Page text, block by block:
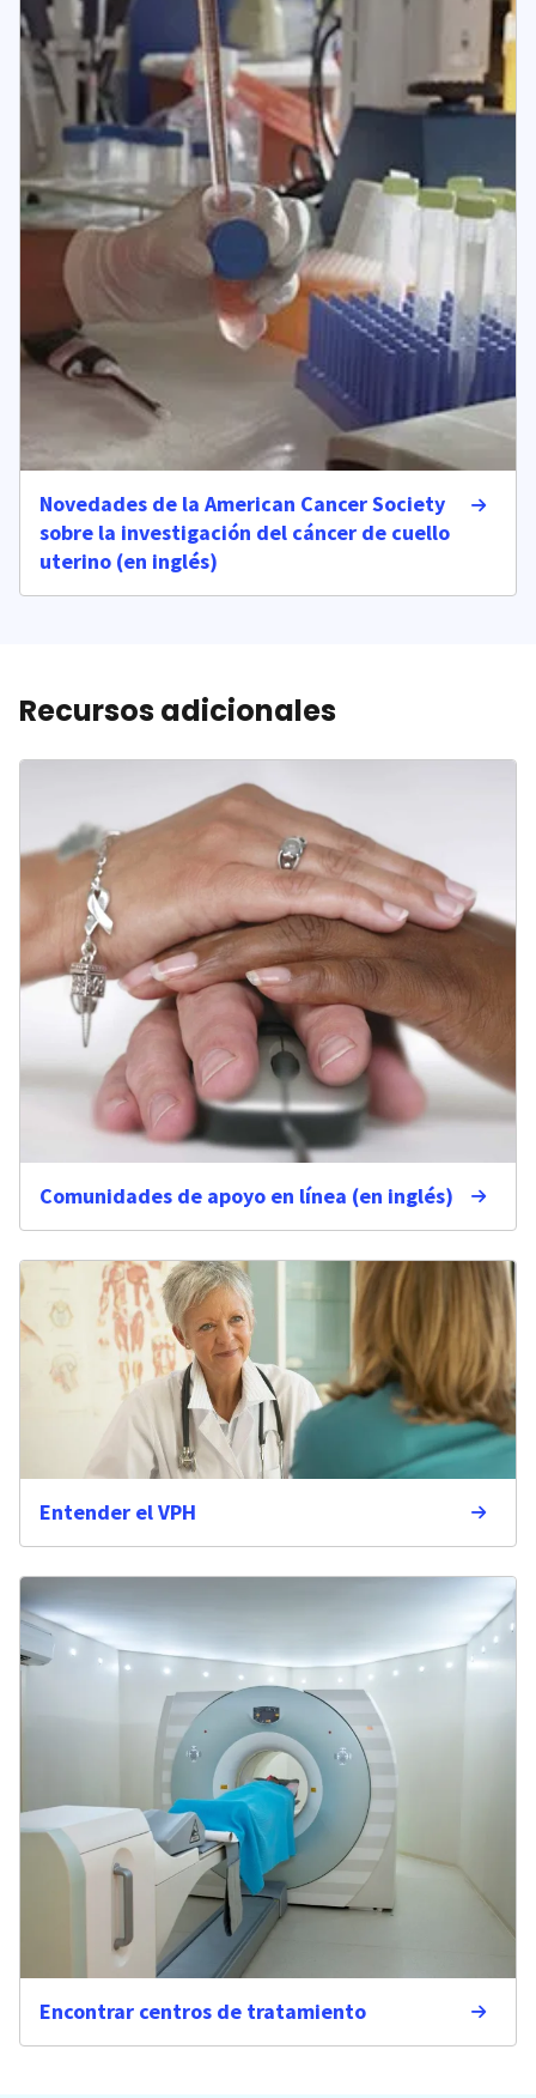
Novedades de la American Cancer Society
sobre la investigación del cáncer de cuello
uterino (en inglés)
Recursos adicionales
Comunidades de apoyo en línea (en inglés)
Entender el VPH
Encontrar centros de tratamiento